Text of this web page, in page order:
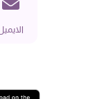
الايميل